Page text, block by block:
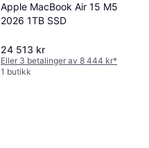
Apple MacBook Air 15 M5
2026 1TB SSD
24 513 kr
Eller 3 betalinger av 8 444 kr*
1 butikk